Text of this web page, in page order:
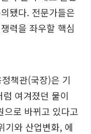
됐다. 전문가들은
력을 좌우할 핵심
책관(국장)은 기
럼 여겨졌던 물이
으로 바뀌고 있다고
기와 산업변화, 에